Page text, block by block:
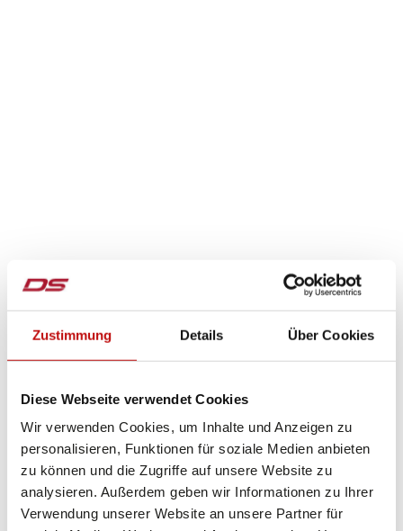
Zustimmung Details Über Cookies
Diese Webseite verwendet Cookies
Wir verwenden Cookies, um Inhalte und Anzeigen zu
personalisieren, Funktionen für soziale Medien anbieten
zu können und die Zugriffe auf unsere Website zu
analysieren. Außerdem geben wir Informationen zu Ihrer
Verwendung unserer Website an unsere Partner für